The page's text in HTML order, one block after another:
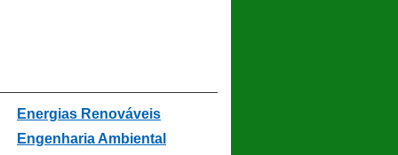
Energias Renováveis
Engenharia Ambiental